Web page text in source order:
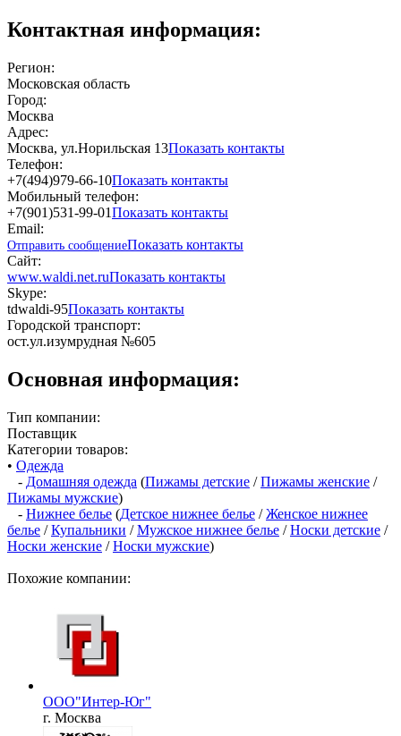
Контактная информация:
Регион:
Московская область
Город:
Москва
Адрес:
Москва, ул.Норильская 13Показать контакты
Телефон:
+7(494)979-66-10Показать контакты
Мобильный телефон:
+7(901)531-99-01Показать контакты
Email:
Отправить сообщениеПоказать контакты
Сайт:
www.waldi.net.ruПоказать контакты
Skype:
tdwaldi-95Показать контакты
Городской транспорт:
ост.ул.изумрудная №605
Основная информация:
Тип компании:
Поставщик
Категории товаров:
• Одежда
- Домашняя одежда (Пижамы детские /Пижамы женские /
Пижамы мужские)
- Нижнее белье (Детское нижнее белье /Женское нижнее
белье /Купальники /Мужское нижнее белье /Носки детские /
Носки женские /Носки мужские)
Похожие компании:
ООО"Интер-Юг"
г. Москва